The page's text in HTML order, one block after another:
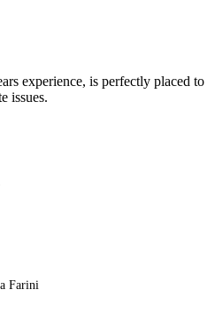
experience, is perfectly placed to
issues.
Farini